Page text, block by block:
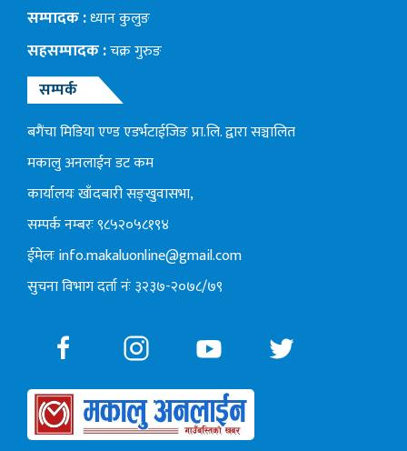
सम्पादक :ध्यान कुलुङ
सहसम्पादक :चक्र गुरुङ
सम्पर्क
बगैंचा मिडिया एण्ड एडर्भटाईजिङ प्रा.लि. द्वारा सञ्चालित
मकालु अनलाईन डट कम
कार्यालयः खाँदबारी सङ्खुवासभा,
सम्पर्क नम्बरः ९८५२०५८१९४
ईमेलःinfo.makaluonline@gmail.com
सुचना विभाग दर्ता नंः ३२३७-२०७८/७९